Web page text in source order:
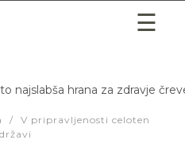
najslabša hrana za zdravje
/
V pripravljenosti celoten